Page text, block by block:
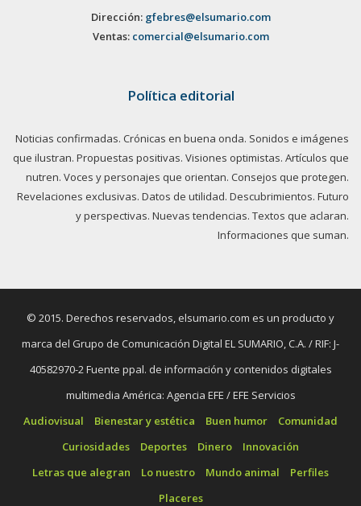
Dirección: gfebres@elsumario.com
Ventas: comercial@elsumario.com
Política editorial
Noticias confirmadas. Crónicas en buena onda. Sonidos e imágenes
que ilustran. Propuestas positivas. Visiones optimistas. Artículos que
nutren. Voces y personajes que orientan. Consejos que protegen.
Revelaciones exclusivas. Datos de utilidad. Descubrimientos. Futuro
y perspectivas. Nuevas tendencias. Textos que aclaran.
Informaciones que suman.
© 2015. Derechos reservados, elsumario.com es un producto y
marca del Grupo de Comunicación Digital EL SUMARIO, C.A. / RIF: J-
40582970-2 Fuente ppal. de información y contenidos digitales
multimedia América: Agencia EFE / EFE Servicios
Audiovisual
Bienestar y estética Buen humor
Comunidad
Curiosidades
Deportes Dinero
Innovación
Letras que alegran
Lo nuestro Mundo animal
Perfiles
Placeres